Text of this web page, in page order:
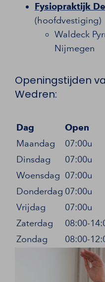
Fysiopraktijk
(hoofdvestiging)
Waldeck
Nijmegen
Openingstijden
Wedren:
Dag Open
Maandag
07:00u
Dinsdag
07:00u
Woensdag 07:00u
Donderdag 07:00u
Vrijdag
07:00u
Zaterdag
08:00-
Zondag
08:00-